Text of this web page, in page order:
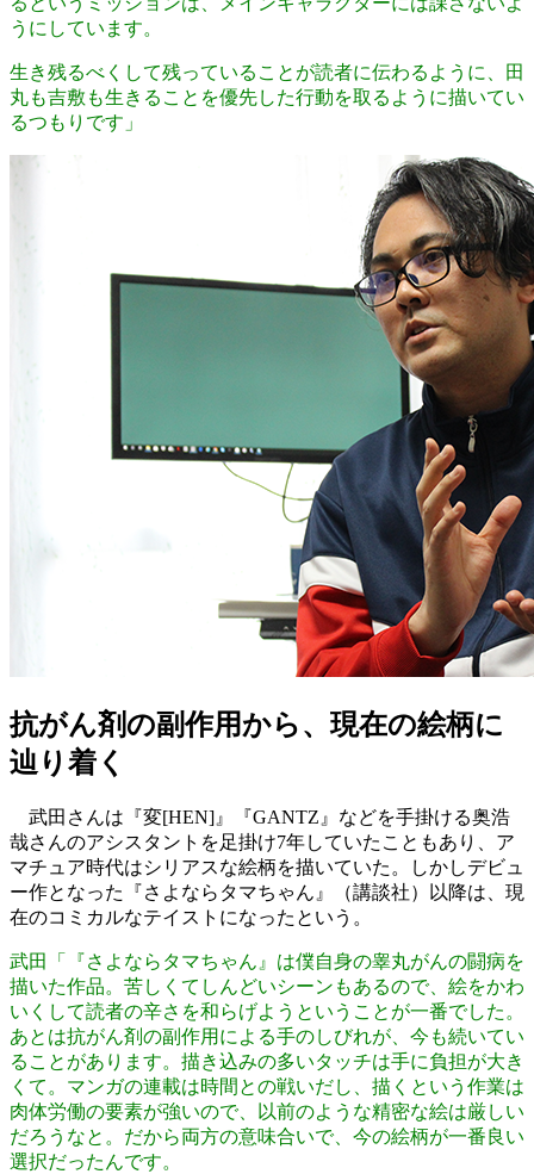
うにしています。
生き残るべくして残っていることが読者に伝わるように、田
丸も吉敷も生きることを優先した行動を取るように描いてい
るつもりです」
抗がん剤の副作用から、現在の絵柄に
辿り着く
武田さんは『変[HEN]』『GANTZ』などを手掛ける奥浩
哉さんのアシスタントを足掛け7年していたこともあり、ア
マチュア時代はシリアスな絵柄を描いていた。しかしデビュ
ー作となった『さよならタマちゃん』（講談社）以降は、現
在のコミカルなテイストになったという。
武田「『さよならタマちゃん』は僕自身の睾丸がんの闘病を
描いた作品。苦しくてしんどいシーンもあるので、絵をかわ
いくして読者の辛さを和らげようということが一番でした。
あとは抗がん剤の副作用による手のしびれが、今も続いてい
ることがあります。描き込みの多いタッチは手に負担が大き
くて。マンガの連載は時間との戦いだし、描くという作業は
肉体労働の要素が強いので、以前のような精密な絵は厳しい
だろうなと。だから両方の意味合いで、今の絵柄が一番良い
選択だったんです。